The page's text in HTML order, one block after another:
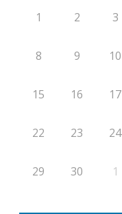
1
2 3
8 9 10
15 16 17
22 23 24
29 30 1